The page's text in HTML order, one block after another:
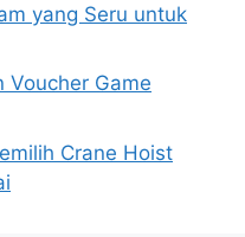
yang Seru untuk
Voucher Game
Crane Hoist